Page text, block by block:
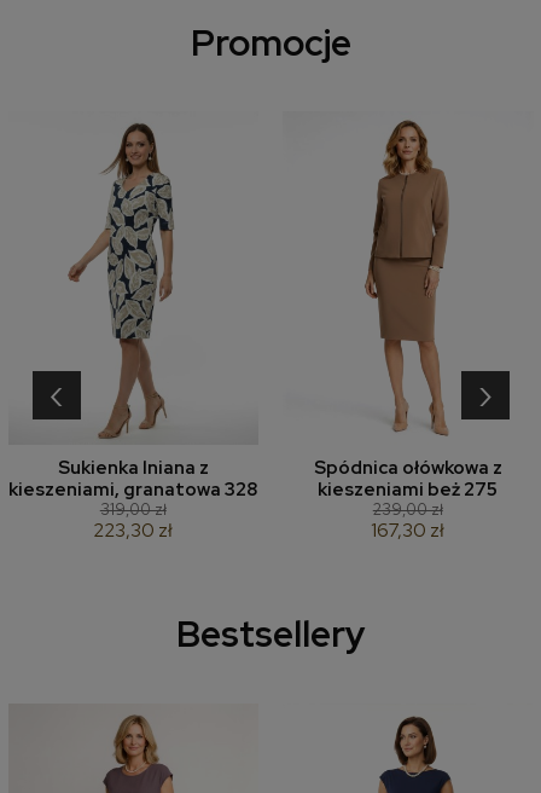
Promocje
Sukienka lniana z
kieszeniami, granatowa 328
319,00 zł
223,30 zł
Spódnica ołówkowa z
kieszeniami beż 275
239,00 zł
167,30 zł
‹ ›
Bestsellery